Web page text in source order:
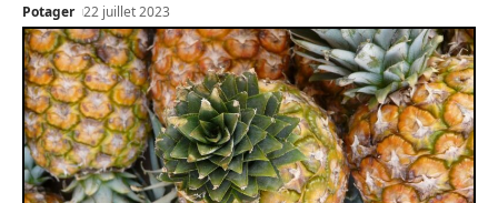
Potager 22 juillet 2023